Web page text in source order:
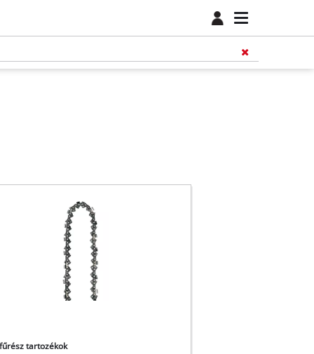
tartozékok